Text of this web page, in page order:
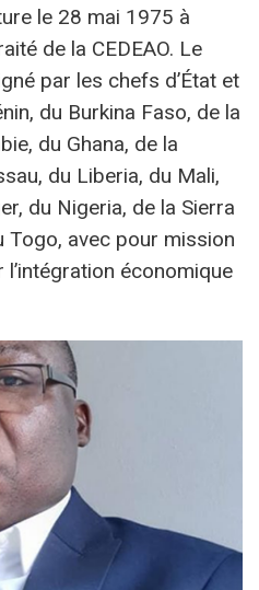
le 28 mai 1975 à
de la CEDEAO. Le
par les chefs d’État et
du Burkina Faso, de la
du Ghana, de la
du Liberia, du Mali,
du Nigeria, de la Sierra
Togo, avec pour mission
économique